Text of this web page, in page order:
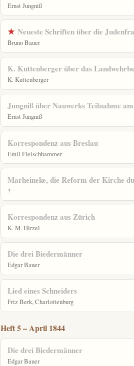
Ernst Jungniß
★ Neueste Schriften über die
Bruno Bauer
K. Kuttenberger über das
K. Kuttenberger
Jungniß über Nauwerks Teilnahme
Ernst Jungniß
Korrespondenz aus Breslau
Emil Fleischhammer
Marheineke, die Reform der Kirche
?
Korrespondenz aus Zürich
K. M. Hirzel
Die drei Biedermänner
Edgar Bauer
Lied eines Schneiders
Friz Berk, Charlottenburg
Heft 5 – April 1844
Die drei Biedermänner
Edgar Bauer